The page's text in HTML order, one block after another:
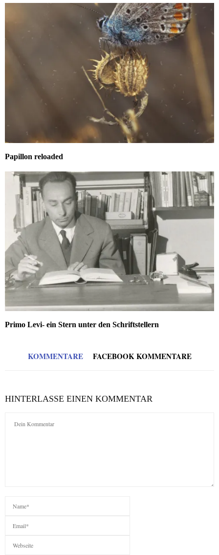
Papillon reloaded
Primo Levi- ein Stern unter den Schriftstellern
KOMMENTARE FACEBOOK KOMMENTARE
HINTERLASSE EINEN KOMMENTAR